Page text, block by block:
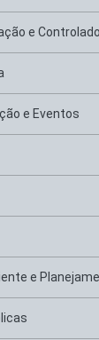
e
e Eventos
e